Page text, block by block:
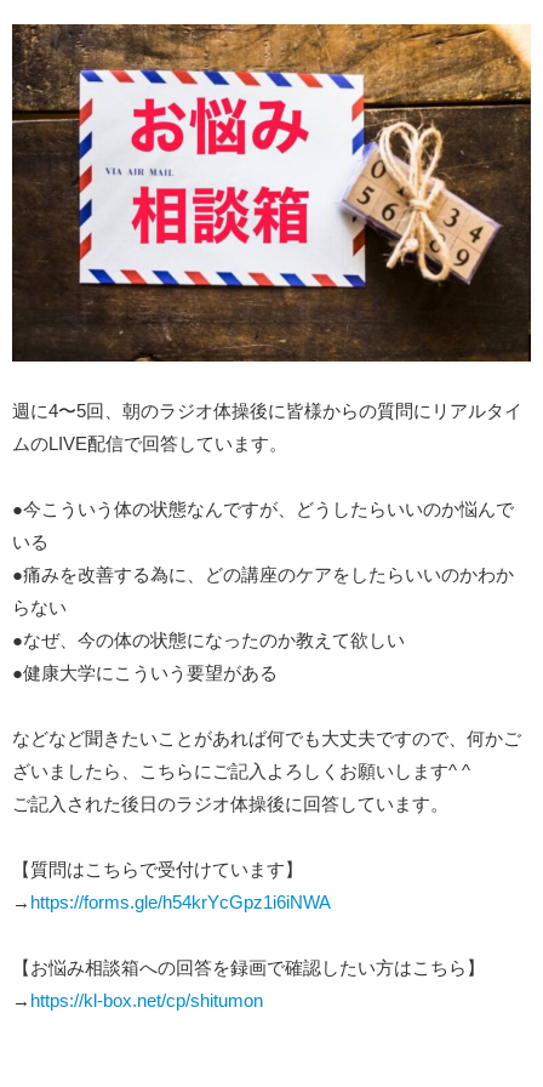
週に4〜5回、朝のラジオ体操後に皆様からの質問にリアルタイ
ムのLIVE配信で回答しています。
●今こういう体の状態なんですが、どうしたらいいのか悩んで
いる
●痛みを改善する為に、どの講座のケアをしたらいいのかわか
らない
●なぜ、今の体の状態になったのか教えて欲しい
●健康大学にこういう要望がある
などなど聞きたいことがあれば何でも大丈夫ですので、何かご
ざいましたら、こちらにご記入よろしくお願いします^ ^
ご記入された後日のラジオ体操後に回答しています。
【質問はこちらで受付けています】
→ https://forms.gle/h54krYcGpz1i6iNWA
【お悩み相談箱への回答を録画で確認したい方はこちら】
→ https://kl-box.net/cp/shitumon